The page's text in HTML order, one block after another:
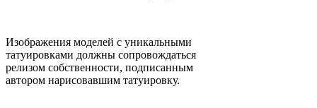
Изображения моделей с уникальными
татуировками должны сопровождаться
релизом собственности, подписанным
автором нарисовавшим татуировку.